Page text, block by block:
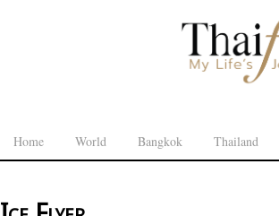
Home World Bangkok Thailand